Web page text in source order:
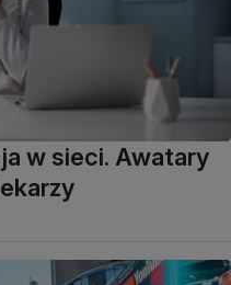
w sieci. Awatary